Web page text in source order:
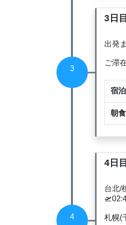
3
3日目
出発
ご滞
宿
朝食
4
4日目
台北/
札幌(